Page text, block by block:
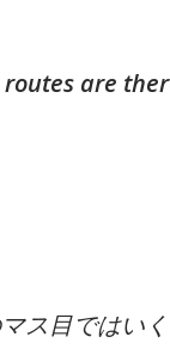
are
ス目ではい